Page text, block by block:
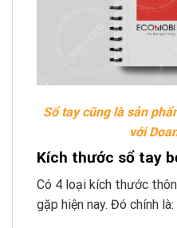
Sổ tay cũng là sản
với
Kích thước sổ tay
Có 4 loại kích thước
gặp hiện nay. Đó chính là: